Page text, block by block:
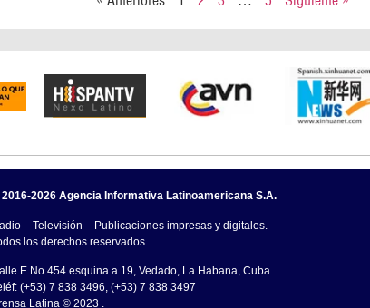
2026 Agencia Informativa Latinoamericana S.A.
– Televisión – Publicaciones impresas y digitales.
los derechos reservados.
E No.454 esquina a 19, Vedado, La Habana, Cuba.
(+53) 7 838 3496, (+53) 7 838 3497
Latina © 2023 .